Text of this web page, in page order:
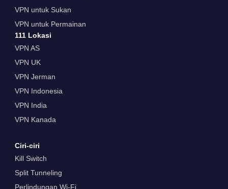
VPN untuk Sukan
VPN untuk Permainan
111 Lokasi
VPN AS
VPN UK
VPN Jerman
VPN Indonesia
VPN India
VPN Kanada
Ciri-ciri
Kill Switch
Split Tunneling
Perlindungan Wi-Fi